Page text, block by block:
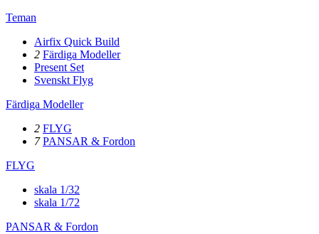
Teman
Airfix Quick Build
2 Färdiga Modeller
Present Set
Svenskt Flyg
Färdiga Modeller
2 FLYG
7 PANSAR & Fordon
FLYG
skala 1/32
skala 1/72
PANSAR & Fordon